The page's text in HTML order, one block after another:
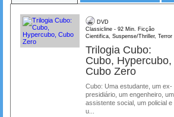
DVD
Classicline - 92 Min. Ficção
Cientifica, Suspense/Thriller, Terror
Trilogia Cubo:
Cubo, Hypercubo,
Cubo Zero
Cubo: Uma estudante, um ex-
presidiário, um engenheiro,
assistente social, um policial e
u...